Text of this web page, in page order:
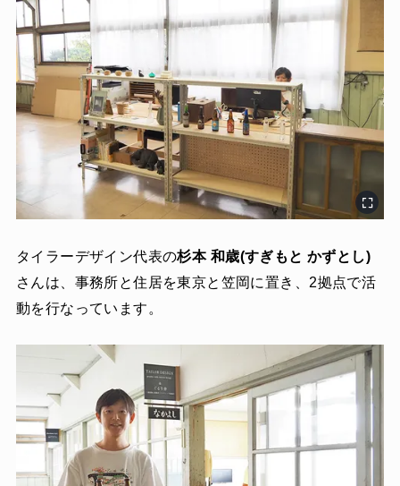
タイラーデザイン代表の杉本 和歳(すぎもと かずとし)
さんは、事務所と住居を東京と笠岡に置き、2拠点で活
動を行なっています。